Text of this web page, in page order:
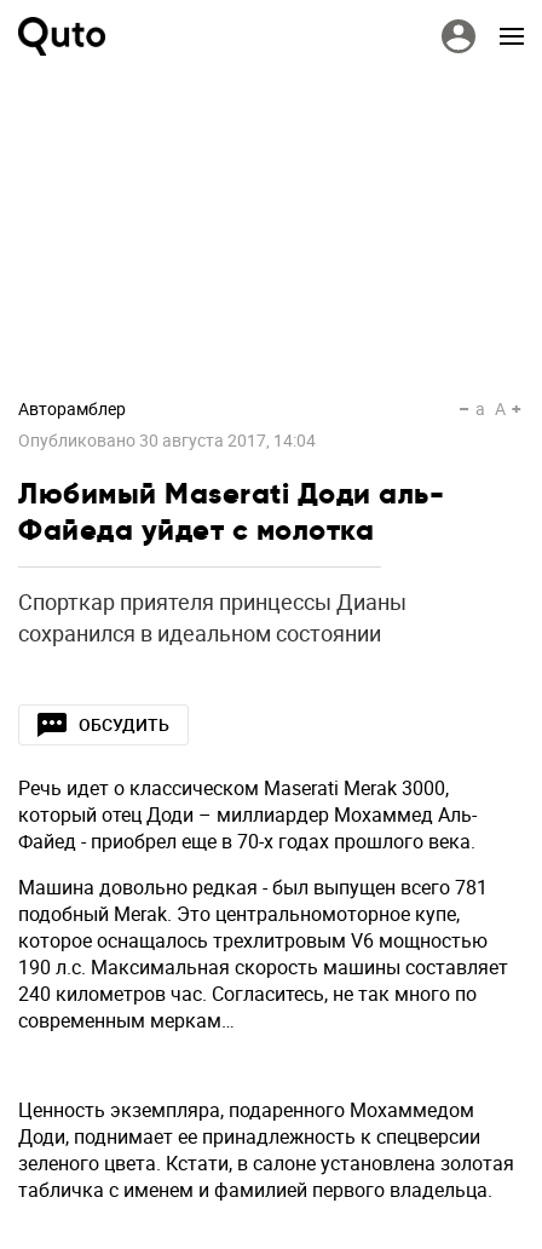
Авторамблер
Опубликовано 30 августа 2017, 14:04
a A
Любимый Maserati Доди аль-
Файеда уйдет с молотка
Спорткар приятеля принцессы Дианы
сохранился в идеальном состоянии
ОБСУДИТЬ
Речь идет о классическом Maserati Merak 3000,
который отец Доди – миллиардер Мохаммед Аль-
Файед - приобрел еще в 70-х годах прошлого века.
Машина довольно редкая - был выпущен всего 781
подобный Merak. Это центральномоторное купе,
которое оснащалось трехлитровым V6 мощностью
190 л.с. Максимальная скорость машины составляет
240 километров час. Согласитесь, не так много по
современным меркам…
Ценность экземпляра, подаренного Мохаммедом
Доди, поднимает ее принадлежность к спецверсии
зеленого цвета. Кстати, в салоне установлена золотая
табличка с именем и фамилией первого владельца.